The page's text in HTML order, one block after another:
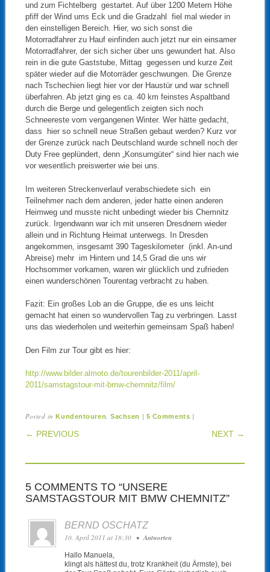
und zum Fichtelberg gestartet. Auf über 1200 Metern Höhe
pfiff der Wind ums Eck und die Gradzahl fiel mal wieder in
den einstelligen Bereich. Hier, wo sich sonst die
Motorradfahrer zu Hauf einfinden auch jetzt nur ein einsamer
Motorradfahrer, der sich sicher über uns gewundert hat. Also
rein in die gute Gaststube, Mittag gegessen und kurze Zeit
später wieder auf die Motorräder geschwungen. Die Grenze
nach Tschechien liegt hier vor der Haustür und war schnell
überfahren. Ab jetzt ging es ca. 40 km feinstes Aspaltband
durch die Berge und gelegentlich zeigten sich noch
Schneereste vom vergangenen Winter. Wer hätte gedacht,
dass hier so schnell neue Straßen gebaut werden? Kurz vor
der Grenze zurück nach Deutschland wurde schnell noch der
Duty Free geplündert, denn „Konsumgüter“ sind hier nach wie
vor wesentlich preiswerter wie bei uns.
Im weiteren Streckenverlauf verabschiedete sich ein
Teilnehmer nach dem anderen, jeder hatte einen anderen
Heimweg und musste nicht unbedingt wieder bis Chemnitz
zurück. Irgendwann war ich mit unseren Dresdnern wieder
allein und in Richtung Heimat unterwegs. In Dresden
angekommen, insgesamt 390 Tageskilometer (inkl. An-und
Abreise) mehr im Hintern und 14,5 Grad die uns wir
Hochsommer vorkamen, waren wir glücklich und zufrieden
einen wunderschönen Tourentag verbracht zu haben.
Fazit: Ein großes Lob an die Gruppe, die es uns leicht
gemacht hat einen so wundervollen Tag zu verbringen. Lasst
uns das wiederholen und weiterhin gemeinsam Spaß haben!
Den Film zur Tour gibt es hier:
http://www.bilder.almoto.de/tourenbilder-2011/april-
2011/samstagstour-mit-bmw-chemnitz/film/
Posted inKundentouren ,Sachsen | 5 Comments |
POST NAVIGATION
← PREVIOUS NEXT →
5 COMMENTS TO “UNSERE
SAMSTAGSTOUR MIT BMW CHEMNITZ”
BERND OSCHATZ
10. April 2011 at 18:30 • Antworten
Hallo Manuela,
klingt als hättest du, trotz Krankheit (du Ärmste), bei